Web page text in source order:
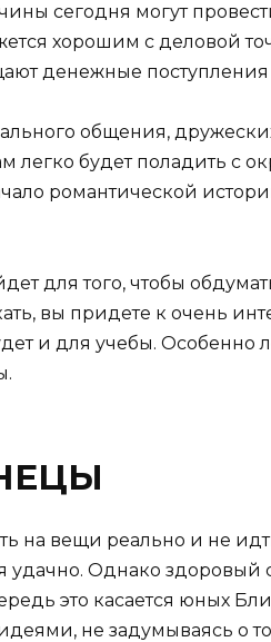
сегодня могут
хорошим с деловой
денежные
общения,
легко будет поладить с
романтической
для того, чтобы
вы придете к очень
и для учебы. Особенно
на вещи реально и не
удачно. Однако
это касается юных
не задумываясь о